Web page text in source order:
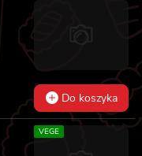
Do koszyka
VEGE